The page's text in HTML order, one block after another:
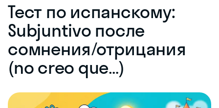
Тест по испанскому:
Subjuntivo после
сомнения/отрицания
(no creo que…)
online